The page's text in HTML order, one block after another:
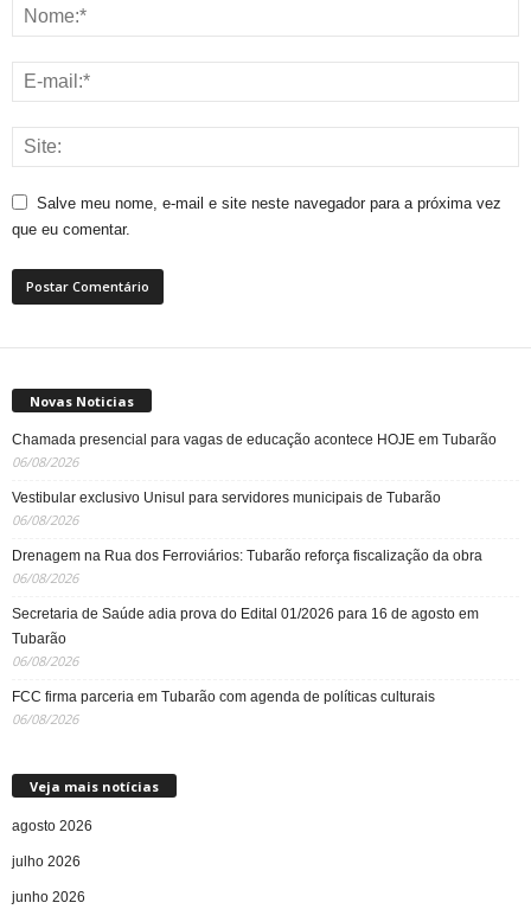
Salve meu nome, e-mail e site neste navegador para a próxima vez
que eu comentar.
Novas Noticias
Chamada presencial para vagas de educação acontece HOJE em Tubarão
06/08/2026
Vestibular exclusivo Unisul para servidores municipais de Tubarão
06/08/2026
Drenagem na Rua dos Ferroviários: Tubarão reforça fiscalização da obra
06/08/2026
Secretaria de Saúde adia prova do Edital 01/2026 para 16 de agosto em
Tubarão
06/08/2026
FCC firma parceria em Tubarão com agenda de políticas culturais
06/08/2026
Veja mais notícias
agosto 2026
julho 2026
junho 2026